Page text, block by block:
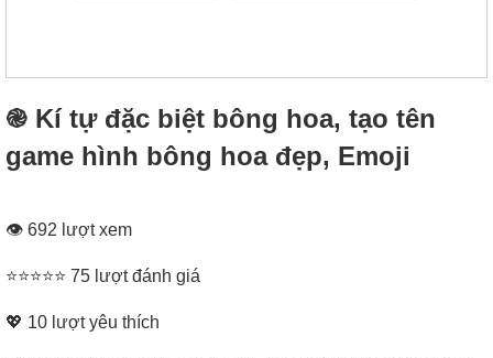
֎ Kí tự đặc biệt bông hoa, tạo tên
game hình bông hoa đẹp, Emoji
👁 692 lượt xem
⭐⭐⭐⭐⭐ 75 lượt đánh giá
💖 10 lượt yêu thích